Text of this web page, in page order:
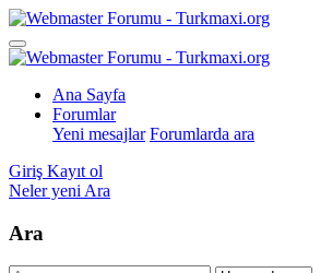
Ana Sayfa
Forumlar
Yeni mesajlar Forumlarda ara
Giriş Kayıt ol
Neler yeni Ara
Ara